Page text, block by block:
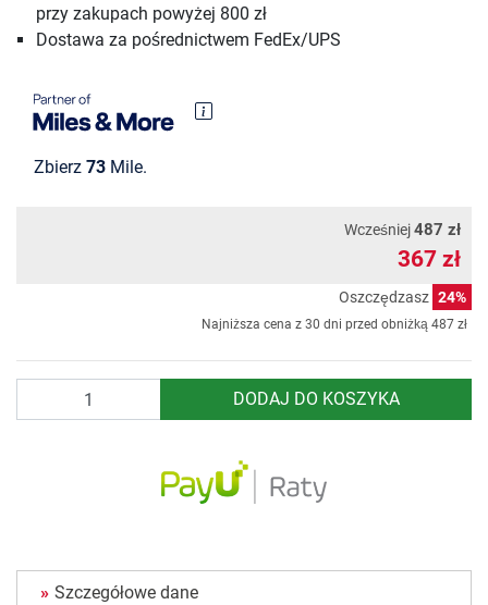
przy zakupach powyżej 800 zł
Dostawa za pośrednictwem FedEx/UPS
Zbierz 73 Mile.
Wcześniej487 zł
367 zł
Oszczędzasz 24%
Najniższa cena z 30 dni przed obniżką 487 zł
DODAJ DO KOSZYKA
Szczegółowe dane